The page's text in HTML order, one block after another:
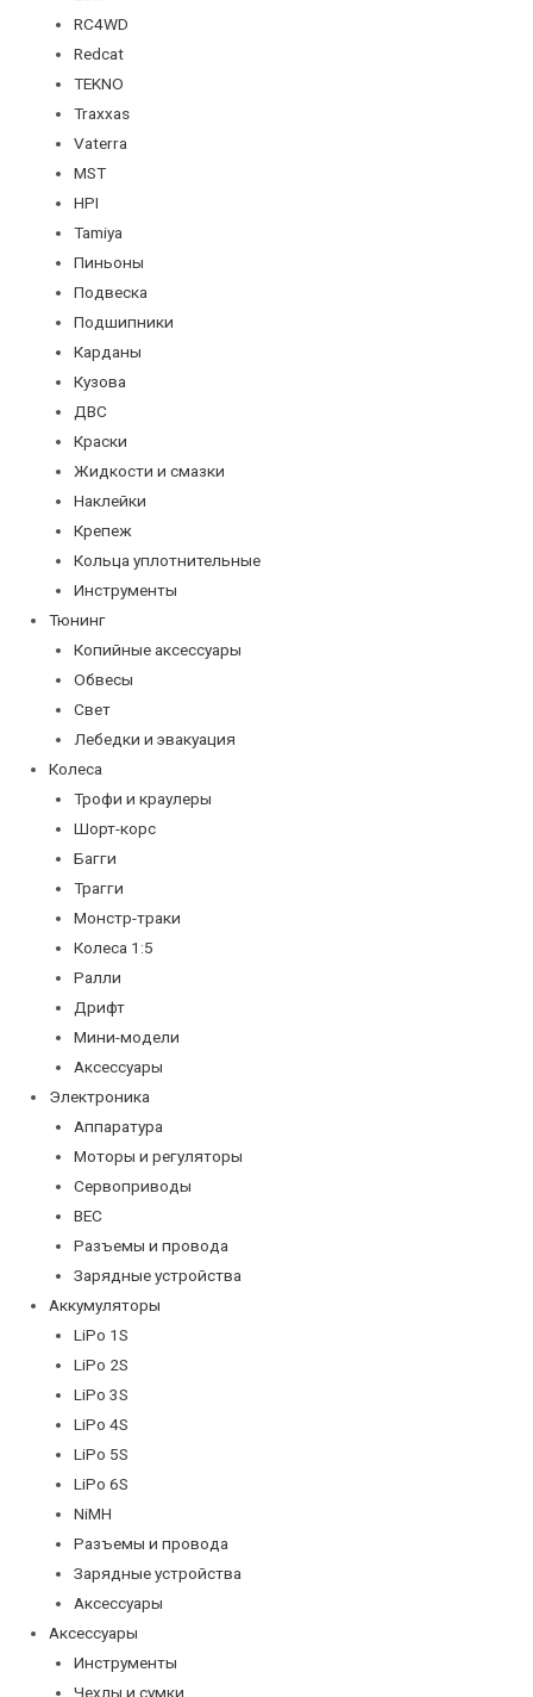
RC4WD
Redcat
TEKNO
Traxxas
Vaterra
MST
HPI
Tamiya
Пиньоны
Подвеска
Подшипники
Карданы
Кузова
ДВС
Краски
Жидкости и смазки
Наклейки
Крепеж
Кольца уплотнительные
Инструменты
Тюнинг
Копийные аксессуары
Обвесы
Свет
Лебедки и эвакуация
Колеса
Трофи и краулеры
Шорт-корс
Багги
Трагги
Монстр-траки
Колеса 1:5
Ралли
Дрифт
Мини-модели
Аксессуары
Электроника
Аппаратура
Моторы и регуляторы
Сервоприводы
BEC
Разъемы и провода
Зарядные устройства
Аккумуляторы
LiPo 1S
LiPo 2S
LiPo 3S
LiPo 4S
LiPo 5S
LiPo 6S
NiMH
Разъемы и провода
Зарядные устройства
Аксессуары
Аксессуары
Инструменты
Чехлы и сумки